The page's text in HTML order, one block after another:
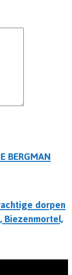
BERGMAN
dorpen
Biezenmortel,